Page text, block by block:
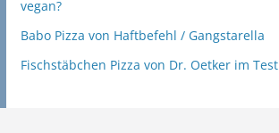
vegan?
Babo Pizza von Haftbefehl / Gangstarella
Fischstäbchen Pizza von Dr. Oetker im Test